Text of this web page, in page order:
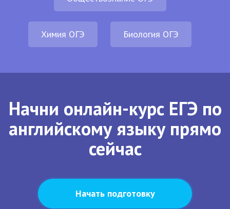
Химия ОГЭ Биология ОГЭ
Начни онлайн-курс ЕГЭ по
английскому языку прямо
сейчас
Начать подготовку